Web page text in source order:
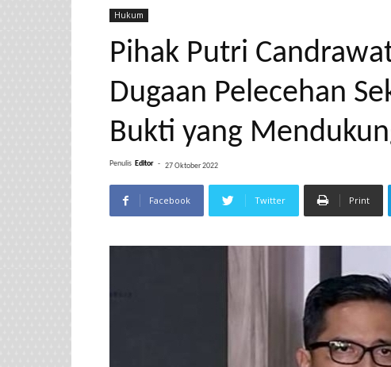
Hukum
Pihak Putri
Dugaan Pelecehan
Bukti yang
Penulis Editor - 27 Oktober 2022
Facebook Twitter Print